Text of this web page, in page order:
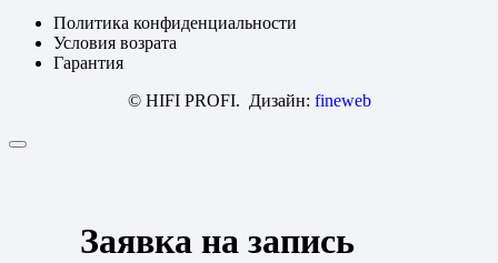
Политика конфиденциальности
Условия возрата
Гарантия
© HIFI PROFI. Дизайн: fineweb
Заявка на запись